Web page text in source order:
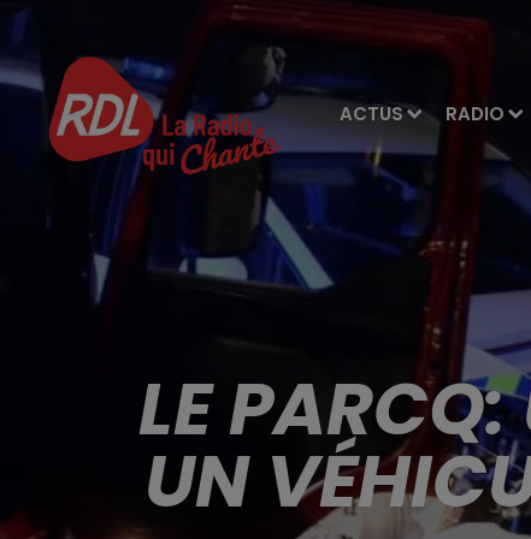
ACTUS RADIO
LE
UN